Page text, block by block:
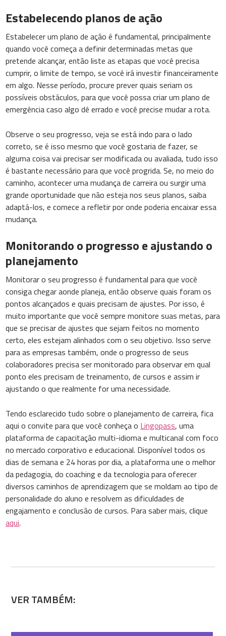
Estabelecendo planos de ação
Estabelecer um plano de ação é fundamental, principalmente
quando você começa a definir determinadas metas que
pretende alcançar, então liste as etapas que você precisa
cumprir, o limite de tempo, se você irá investir financeiramente
em algo. Nesse período, procure prever quais seriam os
possíveis obstáculos, para que você possa criar um plano de
emergência caso algo dê errado e você precise mudar a rota.
Observe o seu progresso, veja se está indo para o lado
correto, se é isso mesmo que você gostaria de fazer, se
alguma coisa vai precisar ser modificada ou avaliada, tudo isso
é bastante necessário para que você progrida. Se, no meio do
caminho, acontecer uma mudança de carreira ou surgir uma
grande oportunidade que não esteja nos seus planos, saiba
adaptá-los, e comece a refletir por onde poderia encaixar essa
mudança.
Monitorando o progresso e ajustando o
planejamento
Monitorar o seu progresso é fundamental para que você
consiga chegar aonde planeja, então observe quais foram os
pontos alcançados e quais precisam de ajustes. Por isso, é
muito importante que você sempre monitore suas metas, para
que se precisar de ajustes que sejam feitos no momento
certo, eles estejam alinhados com o seu objetivo. Isso serve
para as empresas também, onde o progresso de seus
colaboradores precisa ser monitorado para observar em qual
ponto eles precisam de treinamento, de cursos e assim ir
ajustando o que realmente for uma necessidade.
Tendo esclarecido tudo sobre o planejamento de carreira, fica
aqui o convite para que você conheça o Lingopass, uma
plataforma de capacitação multi-idioma e multicanal com foco
no mercado corporativo e educacional. Disponível todos os
dias de semana e 24 horas por dia, a plataforma une o melhor
da pedagogia, do coaching e da tecnologia para oferecer
diversos caminhos de aprendizagem que se moldam ao tipo de
personalidade do aluno e resolvem as dificuldades de
engajamento e conclusão de cursos. Para saber mais, clique
aqui.
VER TAMBÉM: